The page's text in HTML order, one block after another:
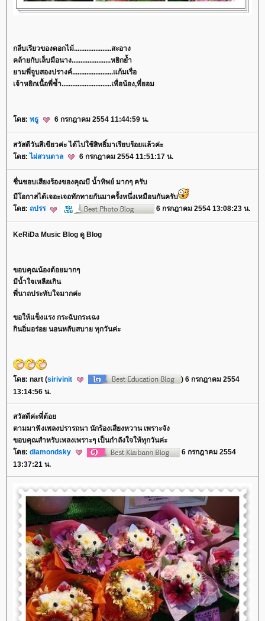
กลีบเรียวของดอกไม้.....................สะอาง
คล้ายกับเล็บมือนาง......................หยิกย้ำ
ามพี่จูบสองปรางค์.......................แก้มเรื่อ
เจ้าหยิกเนื้อพี่ช้ำ............................เพื่อน้อง,พี่ยอม
ดย: พธู 6 กรกฎาคม 2554 11:44:59 น.
สวัสดีวันสีเขียวค่ะ ได้ไปใช้สิทธิ์มาเรียบร้อยแล้วค่ะ
ดย:ไผ่สวนตาล 6 กรกฎาคม 2554 11:51:17 น.
ชื่นชอบเสียงร้องของคุณบี น้ำทิพย์ มากๆ ครับ
มีโอกาสได้เจอะเจอทักทายกันมาครั้งหนึ่งเหมือนกันครับ
ดย: ถปรร 6 กรกฎาคม 2554 13:08:23 น.
KeRiDa Music Blog ดู Blog
ขอบคุณน้องต้อยมากๆ
มีน้ำใจเหลือเกิน
พี่นาถประทับใจมากค่ะ
ขอให้แข็งแรง กระฉับกระเฉง
กินอิ่มอร่อย นอนหลับสบาย ทุกวันค่ะ
ดย: nart (sirivinit
) 6 กรกฎาคม 2554
13:14:56 น.
สวัสดีค่ะพี่ต้อ
ตามมาฟังเพลงปรารถนา นักร้องเสียงหวาน เพราะจัง
ขอบคุณสำหรับเพลงเพราะๆ เป็นกำลังใจให้ทุกวันค่ะ
ดย: diamondsky
6 กรกฎาคม 2554
13:37:21 น.